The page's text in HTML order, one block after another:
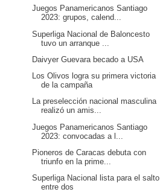
Juegos Panamericanos Santiago
2023: grupos, calend...
Superliga Nacional de Baloncesto
tuvo un arranque ...
Daivyer Guevara becado a USA
Los Olivos logra su primera victoria
de la campaña
La preselección nacional masculina
realizó un amis...
Juegos Panamericanos Santiago
2023: convocadas a l...
Pioneros de Caracas debuta con
triunfo en la prime...
Superliga Nacional lista para el salto
entre dos